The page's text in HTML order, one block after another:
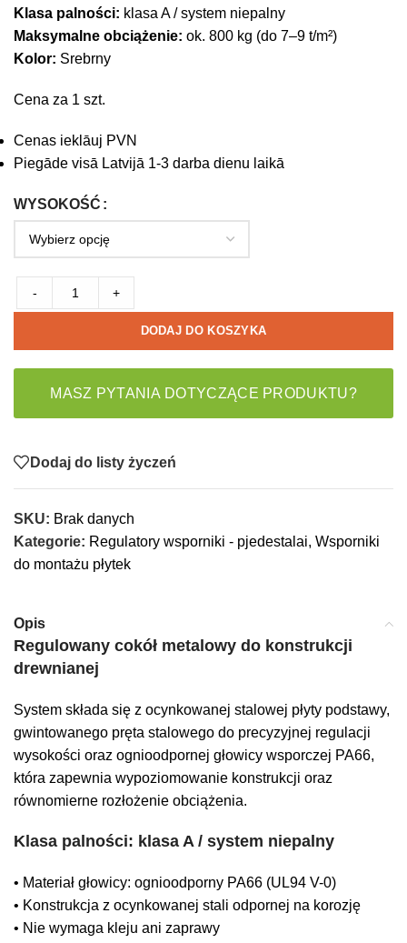
Klasa palności: klasa A / system niepalny
Maksymalne obciążenie: ok. 800 kg (do 7–9 t/m²)
Kolor: Srebrny
Cena za 1 szt.
Cenas ieklāuj PVN
Piegāde visā Latvijā 1-3 darba dienu laikā
WYSOKOŚĆ
- +
DODAJ DO KOSZYKA
MASZ PYTANIA DOTYCZĄCE PRODUKTU?
Dodaj do listy życzeń
SKU: Brak danych
Kategorie: Regulatory wsporniki - pjedestalai, Wsporniki
do montażu płytek
Opis
Regulowany cokół metalowy do konstrukcji
drewnianej
System składa się z ocynkowanej stalowej płyty podstawy,
gwintowanego pręta stalowego do precyzyjnej regulacji
wysokości oraz ognioodpornej głowicy wsporczej PA66,
która zapewnia wypoziomowanie konstrukcji oraz
równomierne rozłożenie obciążenia.
Klasa palności: klasa A / system niepalny
• Materiał głowicy: ognioodporny PA66 (UL94 V-0)
• Konstrukcja z ocynkowanej stali odpornej na korozję
• Nie wymaga kleju ani zaprawy